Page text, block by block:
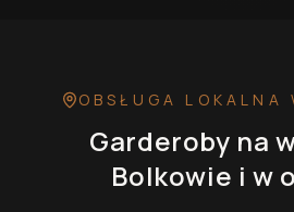
OBSŁUGA LOKALNA
Garderoby na
Bolkowie i w